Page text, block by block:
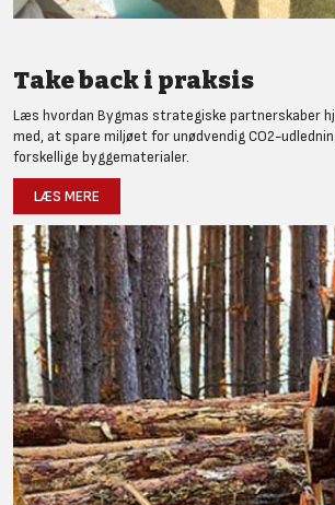
Take back i praksis
Læs hvordan Bygmas strategiske partnerskaber
med, at spare miljøet for unødvendig CO2-
forskellige byggematerialer.
LÆS MERE